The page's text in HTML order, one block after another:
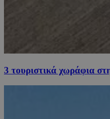
3 τουριστικά χωράφια